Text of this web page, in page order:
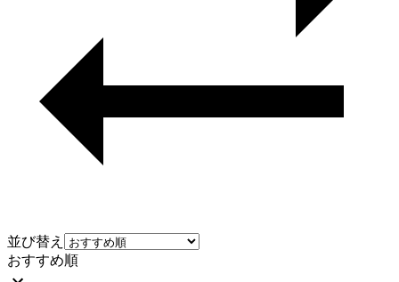
並び替え
おすすめ順